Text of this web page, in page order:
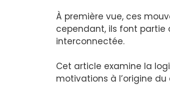
À première vue, ces
cependant, ils font partie
interconnectée.
Cet article examine la
motivations à l’origine